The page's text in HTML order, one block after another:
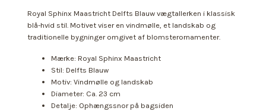
Royal Sphinx Maastricht Delfts Blauw vægtallerken i klassisk
blå-hvid stil. Motivet viser en vindmølle, et landskab og
traditionelle bygninger omgivet af blomsterornamenter.
Mærke: Royal Sphinx Maastricht
Stil: Delfts Blauw
Motiv: Vindmølle og landskab
Diameter: Ca. 23 cm
Detalje: Ophængssnor på bagsiden